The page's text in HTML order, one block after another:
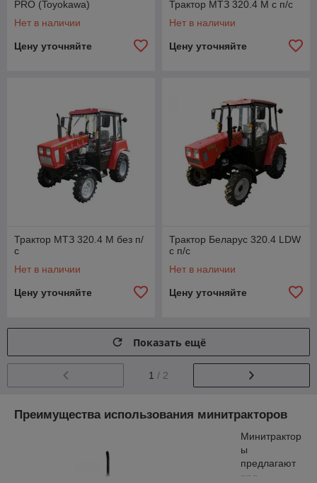
PRO (Toyokawa)
Нет в наличии
Цену уточняйте
Трактор МТЗ 320.4 М с п/с
Нет в наличии
Цену уточняйте
Трактор МТЗ 320.4 М без п/
с
Нет в наличии
Цену уточняйте
Трактор Беларус 320.4 LDW
с п/с
Нет в наличии
Цену уточняйте
Показать ещё
1 / 2
Преимущества использования минитракторов
Минитрактор
ы
предлагают
ряд